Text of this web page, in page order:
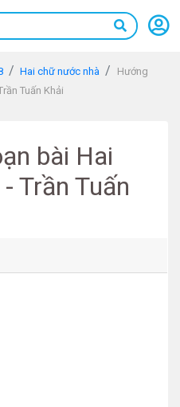
Hai chữ nước nhà
Hướng
Tuấn Khải
bài Hai
Trần Tuấn